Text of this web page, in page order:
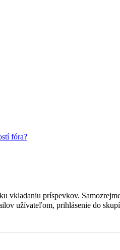
fóra?
vkladaniu príspevkov.
užívateľom, prihlásenie do